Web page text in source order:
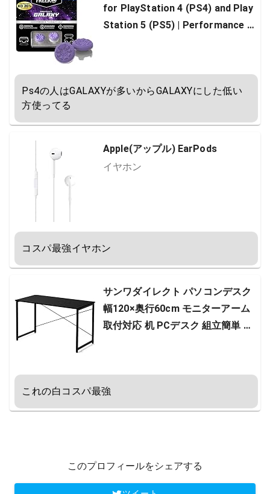
for PlayStation 4 (PS4) and Play
Station 5 (PS5) | Performance T
Ps4の人はGALAXYが多いからGALAXYにした低い
方使ってる
Apple(アップル) EarPods
イヤホン
コスパ最強イヤホン
サンワダイレクト パソコンデスク
幅120×奥行60cm モニターアーム
取付対応 机 PCデスク 組立簡単 ブ
これの白コスパ最強
このプロフィールをシェアする